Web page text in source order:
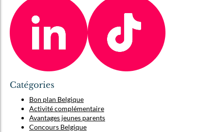
Catégories
Bon plan Belgique
Activité complémentaire
Avantages jeunes parents
Concours Belgique